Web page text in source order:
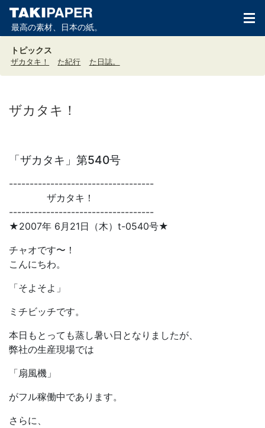
最高の素材、日本の紙。
トピックス
ザカタキ！ た紀行 た日誌。
ザカタキ！
「ザカタキ」第540号
-----------------------------------
ザカタキ！
-----------------------------------
★2007年 6月21日（木）t-0540号★
チャオです〜！
こんにちわ。
「そよそよ」
ミチビッチです。
本日もとっても蒸し暑い日となりましたが、
弊社の生産現場では
「扇風機」
がフル稼働中であります。
さらに、